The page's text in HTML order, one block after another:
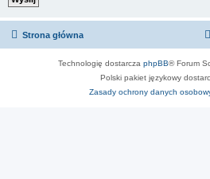
Strona główna
Technologię dostarcza phpBB® Forum
Polski pakiet językowy
Zasady ochrony danych